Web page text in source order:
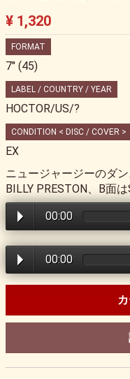
¥ 1,320
FORMAT
7" (45)
LABEL / COUNTRY / YEAR
HOCTOR/US/?
CONDITION < DISC / COVER >
EX
ニュージャージーのダ
BILLY PRESTON、B面
00:00
00:00